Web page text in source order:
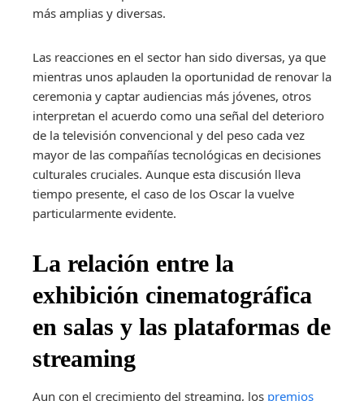
más amplias y diversas.
Las reacciones en el sector han sido diversas, ya que
mientras unos aplauden la oportunidad de renovar la
ceremonia y captar audiencias más jóvenes, otros
interpretan el acuerdo como una señal del deterioro
de la televisión convencional y del peso cada vez
mayor de las compañías tecnológicas en decisiones
culturales cruciales. Aunque esta discusión lleva
tiempo presente, el caso de los Oscar la vuelve
particularmente evidente.
La relación entre la
exhibición cinematográfica
en salas y las plataformas de
streaming
Aun con el crecimiento del streaming, los premios